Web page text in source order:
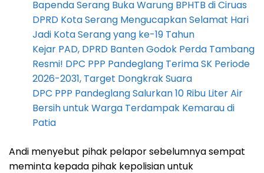
Bapenda Serang Buka Warung BPHTB di Ciruas
DPRD Kota Serang Mengucapkan Selamat Hari
Jadi Kota Serang yang ke-19 Tahun
Kejar PAD, DPRD Banten Godok Perda Tambang
Resmi! DPC PPP Pandeglang Terima SK Periode
2026-2031, Target Dongkrak Suara
DPC PPP Pandeglang Salurkan 10 Ribu Liter Air
Bersih untuk Warga Terdampak Kemarau di
Patia
Andi menyebut pihak pelapor sebelumnya sempat
meminta kepada pihak kepolisian untuk